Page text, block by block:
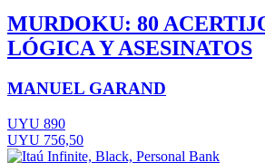
MURDOKU: 80
LÓGICA Y ASESINATOS
MANUEL GARAND
UYU 890
UYU 756,50